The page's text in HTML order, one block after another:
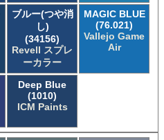
ブルー(つや消
し)
(34156)
Revell スプレ
ーカラー
MAGIC BLUE
(76.021)
Vallejo Game
Air
Deep Blue
(1010)
ICM Paints